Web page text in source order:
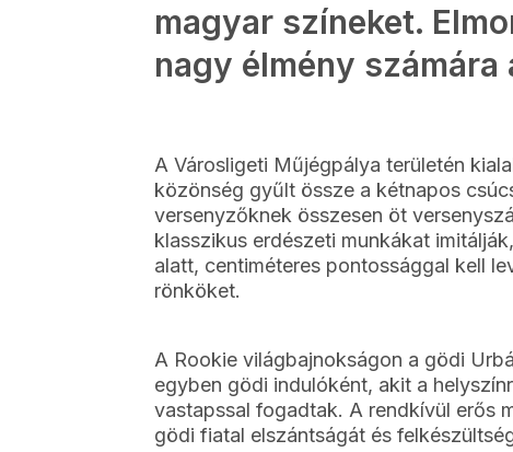
magyar színeket.
nagy élmény számára
A Városligeti Műjégpálya területén
közönség gyűlt össze a kétnapos
versenyzőknek összesen öt
klasszikus erdészeti munkákat
alatt, centiméteres pontossággal kell
rönköket.
A Rookie világbajnokságon a gödi
egyben gödi indulóként, akit a
vastapssal fogadtak. A rendkívül erős
gödi fiatal elszántságát és